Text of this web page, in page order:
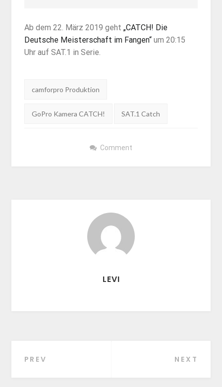
Ab dem 22. März 2019 geht „CATCH! Die
Deutsche Meisterschaft im Fangen“um 20:15
Uhr auf SAT.1 in Serie.
camforpro Produktion
GoPro Kamera CATCH! SAT.1 Catch
Comment
LEVI
Beitragsnavigation
PREV NEXT